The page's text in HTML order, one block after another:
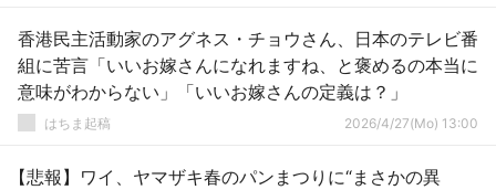
香港民主活動家のアグネス・チョウさん、日本のテレビ番
組に苦言「いいお嫁さんになれますね、と褒めるの本当に
意味がわからない」「いいお嫁さんの定義は？」
はちま起稿 2026/4/27(Mo) 13:00
【悲報】ワイ、ヤマザキ春のパンまつりに“まさかの異